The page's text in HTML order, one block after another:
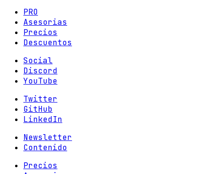
PRO
Asesorias
Precios
Descuentos
Social
Discord
YouTube
Twitter
GitHub
LinkedIn
Newsletter
Contenido
Precios